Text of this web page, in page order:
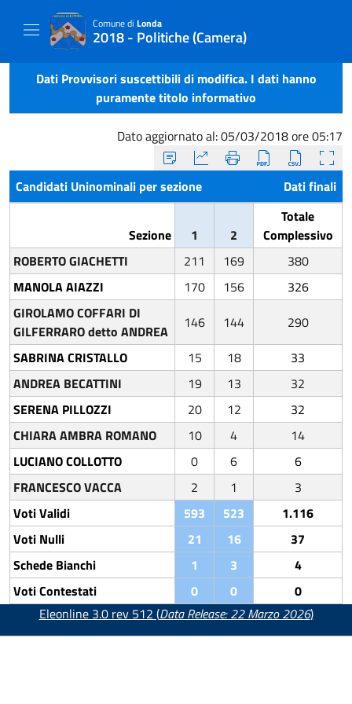
Comune di Londa
2018 - Politiche (Camera)
Dati Provvisori suscettibili di modifica. I dati hanno
puramente titolo informativo
Dato aggiornato al: 05/03/2018 ore 05:17
Candidati Uninominali per sezione Dati finali
Sezione 1 2
Totale
Complessivo
ROBERTO GIACHETTI
211 169
380
MANOLA AIAZZI
170 156
326
GIROLAMO COFFARI DI
GILFERRARO detto ANDREA
146 144
290
SABRINA CRISTALLO
15 18
33
ANDREA BECATTINI
19 13
32
SERENA PILLOZZI
20 12
32
CHIARA AMBRA ROMANO
10 4
14
LUCIANO COLLOTTO
0 6
6
FRANCESCO VACCA
2 1
3
Voti Validi
593 523
1.116
Voti Nulli
21 16
37
Schede Bianchi
1 3
4
Voti Contestati
0 0
0
Eleonline 3.0 rev 512 (Data Release: 22 Marzo 2026)